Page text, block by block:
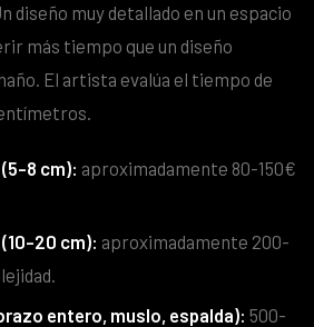
diseño muy detallado en un espacio
más tiempo que un diseño
El artista evalúa el tiempo de
8 cm): aproximadamente 80-150€
20 cm): aproximadamente 200-
entero, muslo, espalda): 500-